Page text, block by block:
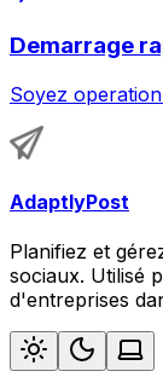
Demarrage
Soyez
AdaptlyPost
Planifiez et
sociaux. Utilisé
d'entreprises